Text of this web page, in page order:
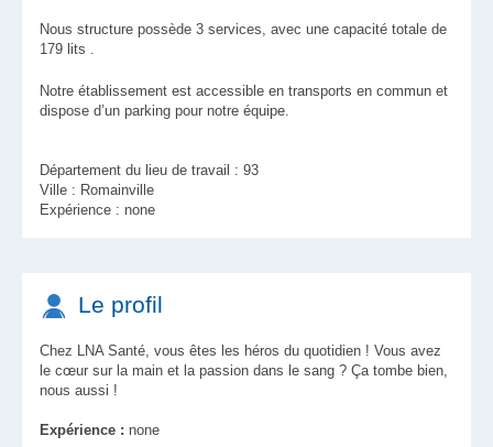
Nous structure possède 3 services, avec une capacité totale de
179 lits .
Notre établissement est accessible en transports en commun et
dispose d’un parking pour notre équipe.
Département du lieu de travail : 93
Ville : Romainville
Expérience : none
Le profil
Chez LNA Santé, vous êtes les héros du quotidien ! Vous avez
le cœur sur la main et la passion dans le sang ? Ça tombe bien,
nous aussi !
Expérience : none